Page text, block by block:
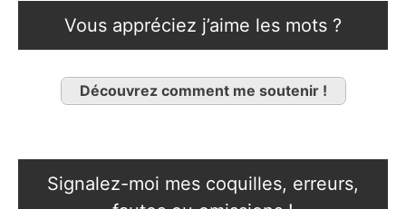
Vous appréciez j’aime les mots ?
Découvrez comment me soutenir !
Signalez-moi mes coquilles, erreurs,